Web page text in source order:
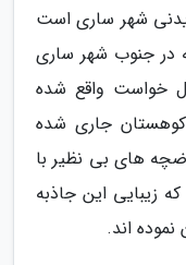
شهر ساری است
در جنوب شهر ساری
خواست واقع شده
جاری شده
های بی نظیر با
زیبایی این جاذبه
اند.